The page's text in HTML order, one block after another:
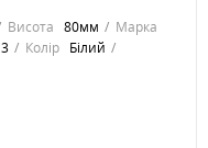
Висота 80мм
Марка
3 Колір Білий